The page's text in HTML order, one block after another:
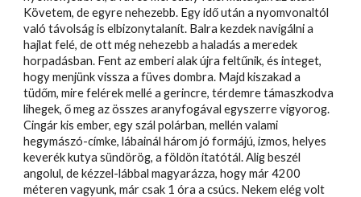
Követem, de egyre nehezebb. Egy idő után a nyomvonaltól
való távolság is elbizonytalanít. Balra kezdek navigálni a
hajlat felé, de ott még nehezebb a haladás a meredek
horpadásban. Fent az emberi alak újra feltűnik, és integet,
hogy menjünk vissza a füves dombra. Majd kiszakad a
tüdőm, mire felérek mellé a gerincre, térdemre támaszkodva
lihegek, ő meg az összes aranyfogával egyszerre vigyorog.
Cingár kis ember, egy szál polárban, mellén valami
hegymászó-címke, lábainál három jó formájú, izmos, helyes
keverék kutya sündörög, a földön itatótál. Alig beszél
angolul, de kézzel-lábbal magyarázza, hogy már 4200
méteren vagyunk, már csak 1 óra a csúcs. Nekem elég volt